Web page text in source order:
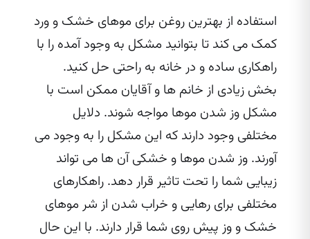
استفاده از بهترین روغن برای موهای خشک و ورد
کمک می‌ کند تا بتوانید مشکل به وجود آمده را با
راهکاری ساده و در خانه به راحتی حل کنید.
بخش زیادی از خانم‌ ها و آقایان ممکن است با
مشکل وز شدن موها مواجه شوند. دلایل
مختلفی وجود دارند که این مشکل را به وجود می‌
آورند. وز شدن موها و خشکی آن ها می‌ تواند
زیبایی شما را تحت تاثیر قرار دهد. راهکارهای
مختلفی برای رهایی و خراب شدن از شر موهای
خشک و وز پیش روی شما قرار دارند. با این حال